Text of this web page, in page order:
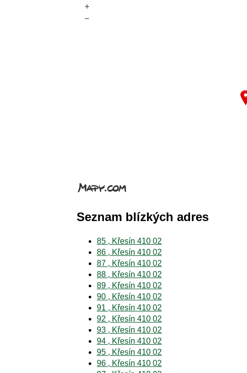
+
–
Seznam blízkých adres
85 , Křesín 410 02
86 , Křesín 410 02
87 , Křesín 410 02
88 , Křesín 410 02
89 , Křesín 410 02
90 , Křesín 410 02
91 , Křesín 410 02
92 , Křesín 410 02
93 , Křesín 410 02
94 , Křesín 410 02
95 , Křesín 410 02
96 , Křesín 410 02